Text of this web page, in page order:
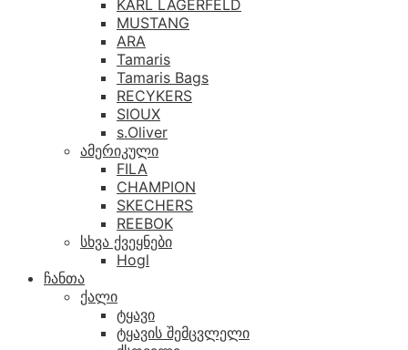
KARL LAGERFELD
MUSTANG
ARA
Tamaris
Tamaris Bags
RECYKERS
SIOUX
s.Oliver
ამერიკული
FILA
CHAMPION
SKECHERS
REEBOK
სხვა ქვეყნები
Hogl
ჩანთა
ქალი
ტყავი
ტყავის შემცვლელი